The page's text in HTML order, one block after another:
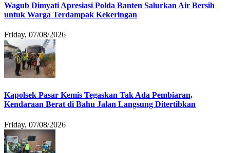
Wagub Dimyati Apresiasi Polda Banten Salurkan Air Bersih
untuk Warga Terdampak Kekeringan
Friday, 07/08/2026
Kapolsek Pasar Kemis Tegaskan Tak Ada Pembiaran,
Kendaraan Berat di Bahu Jalan Langsung Ditertibkan
Friday, 07/08/2026